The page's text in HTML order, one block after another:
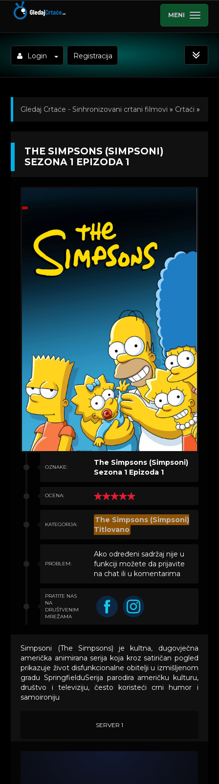
MENI
Login Registracija
Gledaj Crtaće - Sinhronizovani crtani filmovi » Crtaći »
crtani filmovi» The Simpsons (Simpsoni) Sezona 1
THE SIMPSONS (SIMPSONI)
SEZONA 1 EPIZODA 1
OZNAKE:
The Simpsons (Simpsoni)
Sezona 1 Epizoda 1
OCENA:
KATEGORIJA:
The Simpsons (Simpsoni)
Titlovano
PROBLEM:
Ako određeni sadržaj nije u
funkciji možete da prijavite
na chat ili u komentarima
PRATITE NAS
NA
DRUŠTVENIM
MREŽAMA
Simpsoni (The Simpsons) je kultna, dugovječna
američka animirana serija koja kroz satiričan pogled
prikazuje život disfunkcionalne obitelji u izmišljenom
gradu SpringfielduSerija parodira američku kulturu,
društvo i televiziju, često koristeći crni humor i
samoironiju
SERVER 1